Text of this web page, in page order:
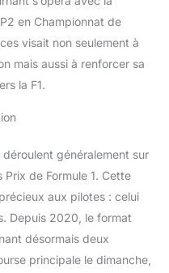
en Championnat de
visait non seulement à
mais aussi à renforcer sa
la F1.
généralement sur
de Formule 1. Cette
aux pilotes : celui
Depuis 2020, le format
désormais deux
principale le dimanche,